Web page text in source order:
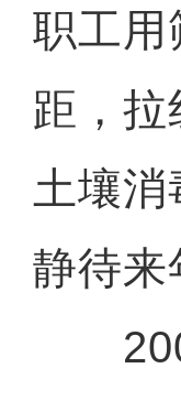
职工用
距，
土壤
静待来
2006